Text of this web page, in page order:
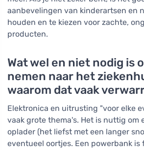
aanbevelingen van kinderartsen en
houden en te kiezen voor zachte,
producten.
Wat wel en niet nodig is
nemen naar het
waarom dat vaak
Elektronica en uitrusting "voor elke
vaak grote thema's. Het is nuttig om
oplader (het liefst met een langer
eventueel oortjes. Een powerbank is